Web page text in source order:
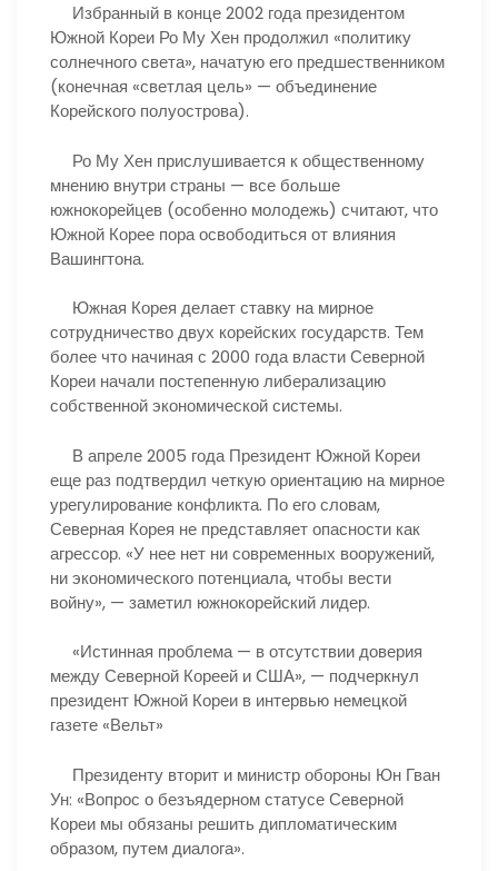
Избранный в конце 2002 года президентом
Южной Кореи Ро Му Хен продолжил «политику
солнечного света», начатую его предшественником
(конечная «светлая цель» — объединение
Корейского полуострова).
Ро Му Хен прислушивается к общественному
мнению внутри страны — все больше
южнокорейцев (особенно молодежь) считают, что
Южной Корее пора освободиться от влияния
Вашингтона.
Южная Корея делает ставку на мирное
сотрудничество двух корейских государств. Тем
более что начиная с 2000 года власти Северной
Кореи начали постепенную либерализацию
собственной экономической системы.
В апреле 2005 года Президент Южной Кореи
еще раз подтвердил четкую ориентацию на мирное
урегулирование конфликта. По его словам,
Северная Корея не представляет опасности как
агрессор. «У нее нет ни современных вооружений,
ни экономического потенциала, чтобы вести
войну», — заметил южнокорейский лидер.
«Истинная проблема — в отсутствии доверия
между Северной Кореей и США», — подчеркнул
президент Южной Кореи в интервью немецкой
газете «Вельт»
Президенту вторит и министр обороны Юн Гван
Ун: «Вопрос о безъядерном статусе Северной
Кореи мы обязаны решить дипломатическим
образом, путем диалога».